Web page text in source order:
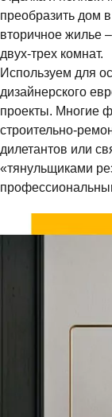
преобразить дом
вторичное жилье
двух-трех комнат.
Используем для
дизайнерского
проекты. Многие
строительно-
дилетантов или
«тянульщиками